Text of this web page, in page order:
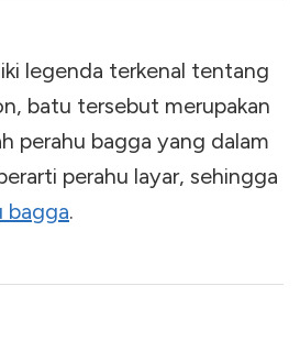
legenda terkenal tentang
batu tersebut merupakan
perahu bagga yang dalam
perahu layar, sehingga
bagga.